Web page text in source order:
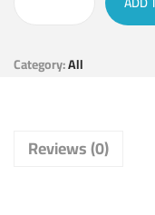
Category:All
Reviews (0)